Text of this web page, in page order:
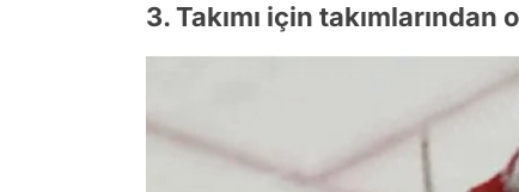
3. Takımı için